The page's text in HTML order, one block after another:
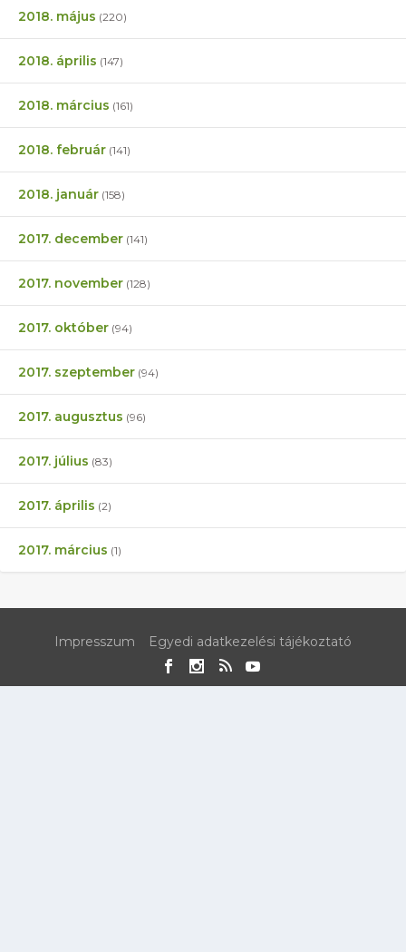
2018. május (220)
2018. április (147)
2018. március (161)
2018. február (141)
2018. január (158)
2017. december (141)
2017. november (128)
2017. október (94)
2017. szeptember (94)
2017. augusztus (96)
2017. július (83)
2017. április (2)
2017. március (1)
Impresszum Egyedi adatkezelési tájékoztató